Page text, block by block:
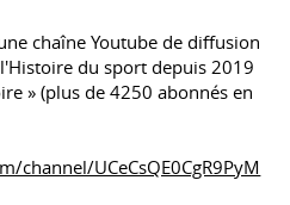
chaîne Youtube de diffusion
du sport depuis 2019
» (plus de 4250 abonnés en
channel/UCeCsQE0CgR9PyM